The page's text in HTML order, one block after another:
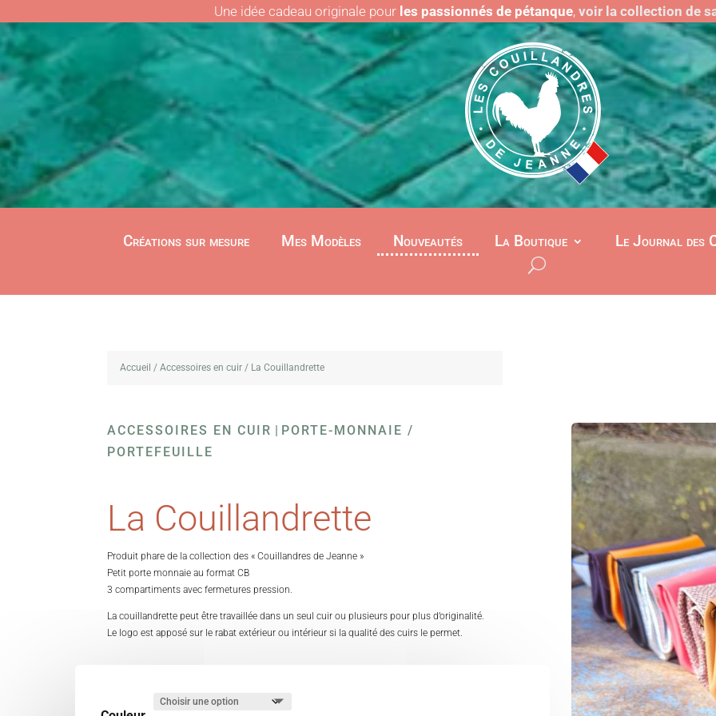
Une idée cadeau originale pour les passionnés de pétanque, voir la collection de
Créations sur mesure Mes Modèles Nouveautés La Boutique Le Journal des
Accueil /Accessoires en cuir / La Couillandrette
ACCESSOIRES EN CUIR | PORTE-MONNAIE /
PORTEFEUILLE
La Couillandrette
Produit phare de la collection des « Couillandres de Jeanne »
Petit porte monnaie au format CB
3 compartiments avec fermetures pression.
La couillandrette peut être travaillée dans un seul cuir ou plusieurs pour plus d’originalité.
Le logo est apposé sur le rabat extérieur ou intérieur si la qualité des cuirs le permet.